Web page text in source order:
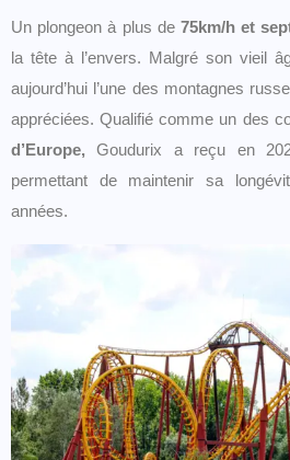
Un plongeon à plus de 75km/h et
la tête à l’envers. Malgré son vieil
aujourd’hui l’une des montagnes
appréciées. Qualifié comme un des
d’Europe, Goudurix a reçu en
permettant de maintenir sa
années.